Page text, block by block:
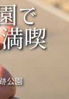
で
喫
公園